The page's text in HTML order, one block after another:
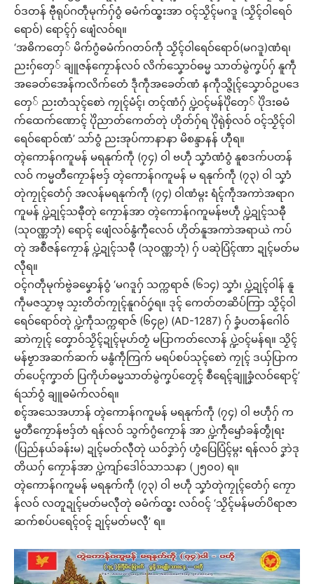
ဝ်ဒတန် ဗီုရုပ်ဂတဵုမုက်ဂှ်ဝွံ ဓမံက်ထ္ၜးအာ ဝၚ်သၟိၚ်မဂဒူ (သၟိၚ်ဝါရေဝ်
ရောဝ်) ရောၚ်ဂှ် ဖျေံလဝ်ရ။
‘အဓိကတှေ် မိက်ဂွံဓမံက်ဂတဝ်ကဵု သၟိၚ်ဝါရေဝ်ရောဝ်(မဂဒူ)ဏံရ၊
ညးဂှ်တှေ် ချူဇန်ကၠောန်လဝ် လိက်သၞောဝ်ဓမ္မ သာတ်မွဲကၞပ်ဂှ် နူကဵု
အခေတ်အေန်ကလိက်တေံ ဒဵုကဵုအခေတ်ဏံ နကဵုသ္ဇိုၚ်သၞောဝ်ဥပဒေ
တှေ် ညးတံသုၚ်စောဲ ကၠုၚ်မံၚ်၊ တၚ်ဏံဂှ် ပ္ဍဲဝၚ်မန်ပိုဲတှေ် ပိုဲဒးဓမံ
က်ထေက်ဏောၚ် ပိုဲညာတ်ကေတ်တုဲ ဟိုတ်ဂှ်ရ ပိုဲရုဲစှ်လဝ် ဝၚ်သၟိၚ်ဝါ
ရေဝ်ရောဝ်ဏံ’ သာ်ဝွံ ညးအုပ်ကာနာနာ မိစန္ဒာနန် ဟီုရ။
တ္ၚဲကောန်ဂကူမန် မရနုက်ကဵု (၇၄) ဝါ ဗဟဵု သၞာံဏံဝွံ နူစဒက်ပတန်
လဝ် ကမ္မတဳကၠောန်ဗဒှ် တ္ၚဲကောန်ဂကူမန် မ ရနုက်ကဵု (၇၃) ဝါ သၞာံ
တုဲကၠုၚ်တေံဂှ် အလန်မရနုက်ကဵု (၇၄) ဝါဏံမ္ဂး ရံၚ်ကဵုအကာဲအရာဂ
ကူမန် ပ္ဍဲဍုၚ်သဓီုတုဲ ကၠောန်အာ တ္ၚဲကောန်ဂကူမန်ဗဟဵု ပ္ဍဲဍုၚ်သဓီု
(သုဝဏ္ဏဘုံ) ရောၚ် ဖျေံလဝ်နွံကီုလေဝ် ဟိုတ်နူအကာဲအရာယဲ ကပ်
တုဲ အစဳဇန်ကၠောန် ပ္ဍဲဍုၚ်သဓီု (သုဝဏ္ဏဘုံ) ဂှ် ပဆုဲပြံၚ်ဏာ ဍုၚ်မတ်မ
လီုရ။
ဝၚ်ဂတဵုမုက်ဗွဲခမၞောန်ဝွံ ‘မဂဒူဂှ် သက္ကရာဇ် (၆၁၄) သၞာံ၊ ပ္ဍဲဍုၚ်ဝါန် နူ
ကဵုမဇသၟာဗ္ၚ သၠးတိတ်ကၠုၚ်နူဂဝ်ဂၞဴရ။ ဒုၚ် ကေတ်တဆိပ်ကြာ သၟိၚ်ဝါ
ရေဝ်ရောဝ်တုဲ ပ္ဍဲကဵုသက္ကရာဇ် (၆၄၉) (AD-1287) ဂှ် ခၞံပတန်ဂေါဝ်
ဆာဲကၠုၚ် တၞောဝ်သၟိၚ်ဍုၚ်မုဟ်တၟံ မပြာကတ်လောန် ပ္ဍဲဝၚ်မန်ရ။ သၟိၚ်
မန်ဗၟာအဆက်ဆက် မနွံကဵုကြက် မရပ်စပ်သုၚ်စောဲ ကၠုၚ် ဒယှ်ပြာက
တ်ပေၚ်ကၞာတ် ပြကိုဟ်ဓမ္မသာတ်မွဲကၞပ်တၟေၚ် စဳရေၚ်ချူခၞံလဝ်ရောၚ်’
ရဴသာ်ဝွံ ချူဓမံက်လဝ်ရ။
စၚ်အသေအဟာန် တ္ၚဲကောန်ဂကူမန် မရနုက်ကဵု (၇၄) ဝါ ဗဟဵုဂှ် က
မ္မတဳကၠောန်ဗဒှ်တံ ရန်လဝ် သွက်ဂွံကၠောန် အာ ပ္ဍဲကဵုၝောံခန်တွဵုရး
(ပြည်နယ်ခန်းမ) ဍုၚ်မတ်လီုတုဲ ယဝ်ဒၞာဲဂှ် ဟွံပြေပြံၚ်မ္ဂး ရန်လဝ် ဒၞာဲဒု
တိယဂှ် ကၠောန်အာ ပ္ဍဲကျာ်ဒေါဝ်သာသနာ (၂၅၀၀) ရ။
တ္ၚဲကောန်ဂကူမန် မရနုက်ကဵု (၇၃) ဝါ ဗဟဵု သၞာံတုဲကၠုၚ်တေံဂှ် ကၠော
န်လဝ် လတူဍုၚ်မတ်မလီုတုဲ ဓမံက်ထ္ၜး လဝ်ဝၚ် ‘သၟိၚ်မန်မတ်ပိရာဇာ
ဆက်စပ်ပရေၚ်ဝၚ် ဍုၚ်မတ်မလီု’ ရ။